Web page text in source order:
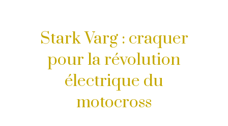
Stark Varg : craquer
pour la révolution
électrique du
motocross